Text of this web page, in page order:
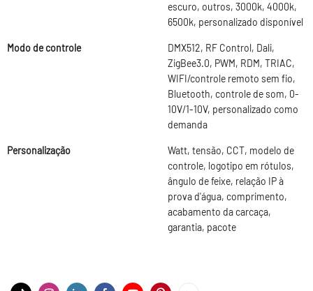
escuro, outros, 3000k, 4000k,
6500k, personalizado disponível
Modo de controle
DMX512, RF Control, Dali,
ZigBee3.0, PWM, RDM, TRIAC,
WIFI/controle remoto sem fio,
Bluetooth, controle de som, 0-
10V/1-10V, personalizado como
demanda
Personalização
Watt, tensão, CCT, modelo de
controle, logotipo em rótulos,
ângulo de feixe, relação IP à
prova d'água, comprimento,
acabamento da carcaça,
garantia, pacote